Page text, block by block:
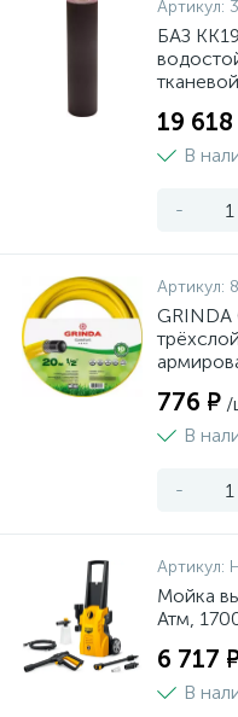
Артикул:
БАЗ
19
В
-
Артикул:
GRINDA
776 ₽ /
В
-
Артикул:
Мойка
Атм,
6 717
В